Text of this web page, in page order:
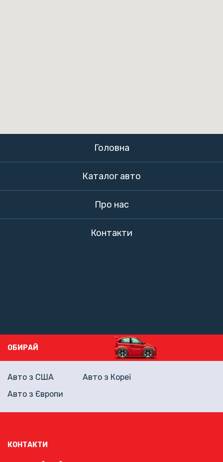
Головна
Каталог авто
Про нас
Контакти
КОНТАКТИ
ОБИРАЙ
Авто з США
Авто з Кореї
Авто з Європи